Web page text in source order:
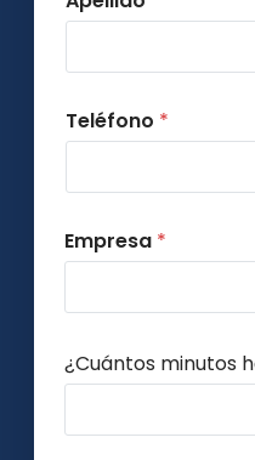
Teléfono *
Empresa *
C
a
t
¿Cuántos minutos